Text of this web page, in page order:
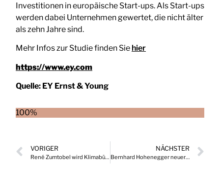
Investitionen in europäische Start-ups. Als Start-ups
werden dabei Unternehmen gewertet, die nicht älter
als zehn Jahre sind.
Mehr Infos zur Studie finden Sie hier
https://www.ey.com
Quelle: EY Ernst & Young
100%
VORIGER
René Zumtobel wird Klimabündnis-Vorstand
NÄCHSTER
Bernhard Hohenegger neuer bank99-Vorstand IT & Operations